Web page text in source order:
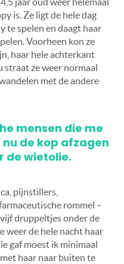
is. Ze ligt de hele dag
te spelen en daagt haar
Voorheen kon ze
haar hele achterkant
straat ze weer normaal
met de andere
mensen die me
de kop afzagen
de wietolie.
pijnstillers,
rommel –
druppeltjes onder de
weer de hele nacht haar
gaf moest ik minimaal
haar naar buiten te